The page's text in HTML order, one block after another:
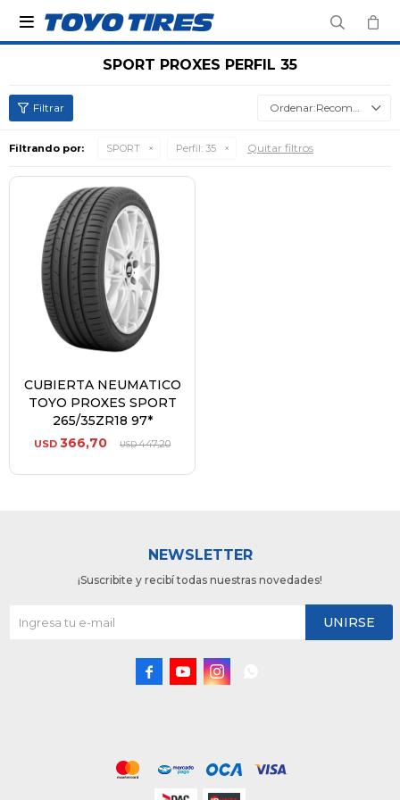

SPORT PROXES PERFIL 35
Recomendados
Filtrando por: SPORT Perfil: 35 Quitar filtros
CUBIERTA NEUMATICO
TOYO PROXES SPORT
265/35ZR18 97*
USD 366,70 USD447,20
NEWSLETTER
¡Suscribite y recibí todas nuestras novedades!
UNIRSE
  